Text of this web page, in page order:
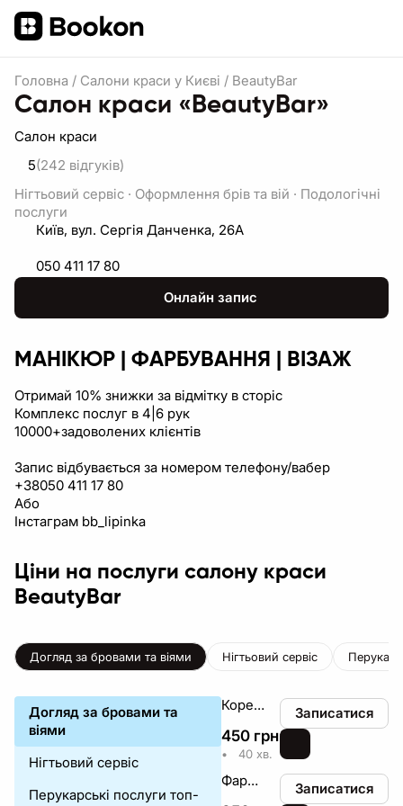
Головна / Салони краси у Києві / BeautyBar
Салон краси «BeautyBar»
Салон краси
5(242 відгуків)
Нігтьовий сервіс · Оформлення брів та вій · Подологічні
послуги
Київ, вул. Сергія Данченка, 26А
050 411 17 80
Онлайн запис
МАНІКЮР | ФАРБУВАННЯ | ВІЗАЖ
Отримай 10% знижки за відмітку в сторіс
Комплекс послуг в 4|6 рук
10000+задоволених клієнтів
Запис відбувається за номером телефону/вабер
+38050 411 17 80
Або
Інстаграм bb_lipinka
Ціни на послуги салону краси
BeautyBar
Догляд за бровами та віями Нігтьовий сервіс
Догляд за бровами та
віями
Нігтьовий сервіс
Перукарські послуги топ-
Корекція брів
450 грн₴
• 40 хв.
Записатися
Фарбування вій Записатися